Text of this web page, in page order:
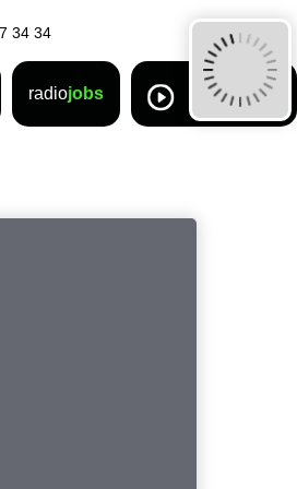
34 34
radiojobs